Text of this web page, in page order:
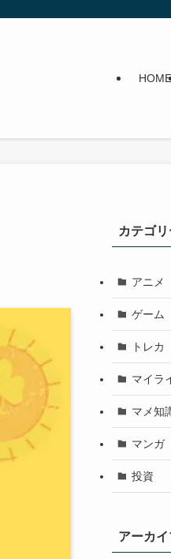
HOME
カテゴ
アニメ
ゲーム
トレカ
マイラ
マメ知
マンガ
投資
アーカイ